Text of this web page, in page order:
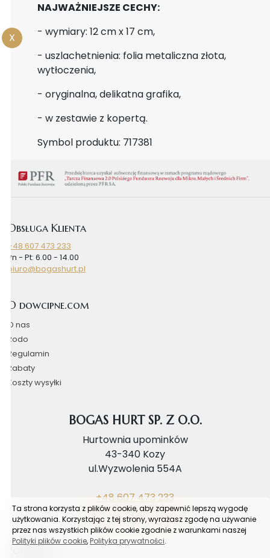
X
NAJWAŻNIEJSZE CECHY:
- wymiary: 12 cm x 17 cm,
- uszlachetnienia: folia metaliczna złota,
wytłoczenia,
- oryginalna, delikatna grafika,
- w zestawie z kopertą.
Symbol produktu: 717381
Obsługa Klienta
+48 607 473 233
Pn - Pt: 6.00 - 14.00
biuro@bogashurt.pl
O dowcipne.com
O nas
Rodo
Regulamin
Rabaty
Koszty wysyłki
BOGAS HURT SP. Z O.O.
Hurtownia upominków
43-340 Kozy
ul.Wyzwolenia 554A
+48 607 473 233
biuro@bogashurt.pl
Poradnik
Ta strona korzysta z plików cookie, aby zapewnić lepszą wygodę
użytkowania. Korzystając z tej strony, wyrażasz zgodę na używanie
przez nas wszystkich plików cookie zgodnie z warunkami naszej
Polityki plików cookie, Polityka prywatności.